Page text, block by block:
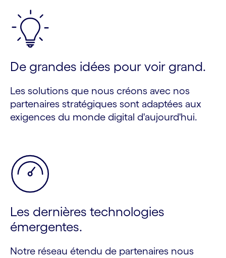
De grandes idées pour voir grand.
Les solutions que nous créons avec nos
partenaires stratégiques sont adaptées aux
exigences du monde digital d'aujourd'hui.
Les dernières technologies
émergentes.
Notre réseau étendu de partenaires nous